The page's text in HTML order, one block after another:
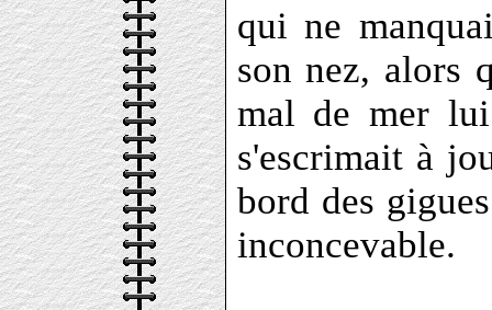
qui ne
son nez, alors
mal de mer
s'escrimait à
bord des
inconcevable.